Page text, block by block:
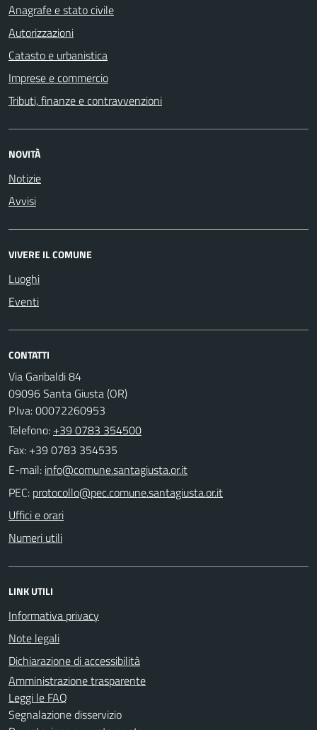
Anagrafe e stato civile
Autorizzazioni
Catasto e urbanistica
Imprese e commercio
Tributi, finanze e contravvenzioni
NOVITÀ
Notizie
Avvisi
VIVERE IL COMUNE
Luoghi
Eventi
CONTATTI
Via Garibaldi 84
09096 Santa Giusta (OR)
P.Iva: 00072260953
Telefono: +39 0783 354500
Fax: +39 0783 354535
E-mail:
PEC:
Uffici e orari
Numeri utili
LINK UTILI
Informativa privacy
Note legali
Dichiarazione di accessibilità
Amministrazione trasparente
Leggi le FAQ
Segnalazione disservizio